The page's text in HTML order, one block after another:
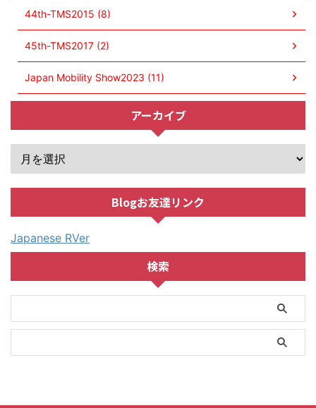
44th-TMS2015 (8)
45th-TMS2017 (2)
Japan Mobility Show2023 (11)
アーカイブ
Blogお友達リンク
Japanese RVer
検索